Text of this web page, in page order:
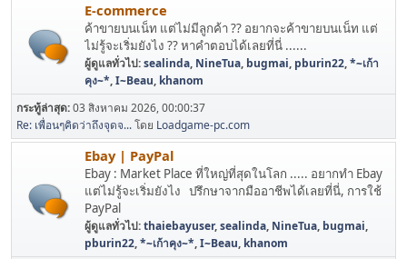
E-commerce
ค้าขายบนเน็ท แต่ไม่มีลูกค้า ?? อยากจะค้าขายบนเน็ท แต่
ไม่รู้จะเริ่มยังไง ?? หาคำตอบได้เลยที่นี่ ......
ผู้ดูแลทั่วไป:sealinda, NineTua, bugmai, pburin22,*~เก้า
คุง~*,I~Beau, khanom
กระทู้ล่าสุด:03 สิงหาคม 2026, 00:00:37
Re: เพื่อนๆคิดว่าถึงจุดจ...โดย Loadgame-pc.com
Ebay | PayPal
Ebay : Market Place ที่ใหญ่ที่สุดในโลก ..... อยากทำ Ebay
แต่ไม่รู้จะเริ่มยังไง ปรึกษาจากมืออาชีพได้เลยที่นี่, การใช้
PayPal
ผู้ดูแลทั่วไป:thaiebayuser,sealinda, NineTua, bugmai,
pburin22,*~เก้าคุง~*,I~Beau, khanom